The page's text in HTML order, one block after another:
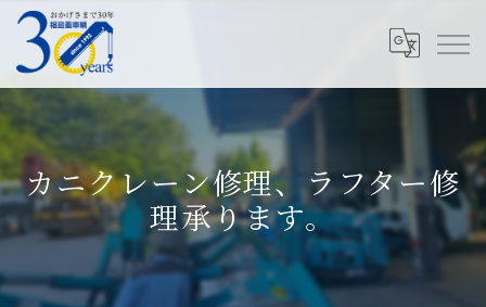
カニクレーン修理、ラフター修
理承ります。